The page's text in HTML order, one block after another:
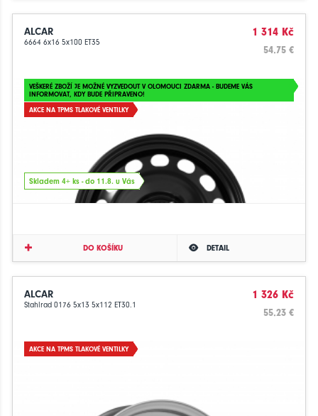
ALCAR
6664 6x16 5x100 ET35
1 314 Kč
54.75 €
VEŠKERÉ ZBOŽÍ JE MOŽNÉ VYZVEDOUT V OLOMOUCI ZDARMA - BUDEME VÁS
INFORMOVAT, KDY BUDE PŘIPRAVENO!
AKCE NA TPMS TLAKOVÉ VENTILKY
Skladem 4+ ks - do 11.8. u Vás
DO KOŠÍKU DETAIL
ALCAR
Stahlrad 0176 5x13 5x112 ET30.1
1 326 Kč
55.23 €
AKCE NA TPMS TLAKOVÉ VENTILKY